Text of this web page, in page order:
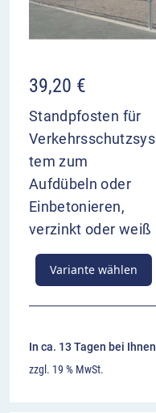
39,20 €
Standpfosten für
Verkehrsschutzsys
tem zum
Aufdübeln oder
Einbetonieren,
verzinkt oder weiß
Variante wählen
In ca. 13 Tagen bei Ihnen
zzgl. 19 % MwSt.